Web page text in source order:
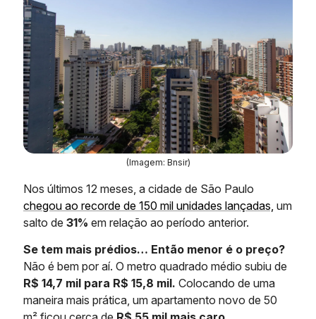
(Imagem: Bnsir)
Nos últimos 12 meses, a cidade de São Paulo
chegou ao recorde de 150 mil unidades lançadas, um
salto de 31% em relação ao período anterior.
Se tem mais prédios… Então menor é o preço?
Não é bem por aí. O metro quadrado médio subiu de
R$ 14,7 mil para R$ 15,8 mil. Colocando de uma
maneira mais prática, um apartamento novo de 50